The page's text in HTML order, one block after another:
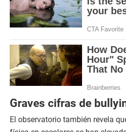
Graves cifras de
El observatorio también revela